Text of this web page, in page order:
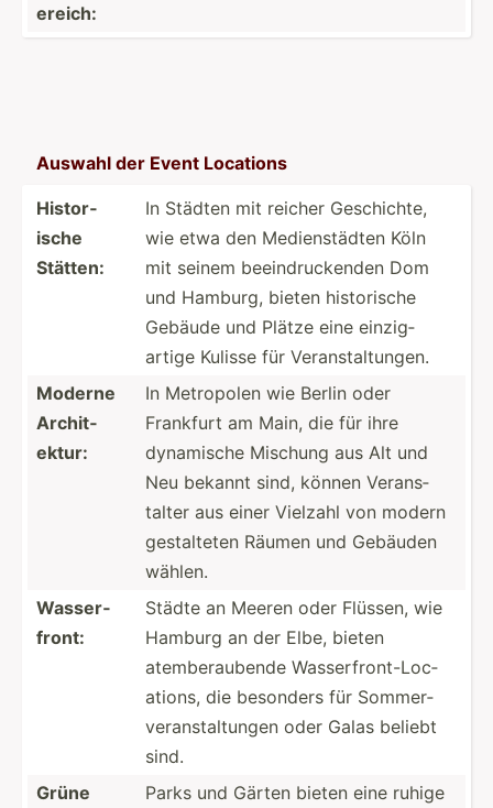
ereich:
Auswahl der Event Locations
Histor­
ische
Stätten:
In Städten mit reicher Geschi­chte,
wie etwa den Medien­städten Köln
mit seinem beeind­ruc­kenden Dom
und Hamburg, bieten histor­ische
Gebäude und Plätze eine einzig­
artige Kulisse für Verans­tal­tungen.
Moderne
Archit­
ektur:
In Metropolen wie Berlin oder
Frankfurt am Main, die für ihre
dynamische Mischung aus Alt und
Neu bekannt sind, können Verans­
talter aus einer Vielzahl von modern
gestal­teten Räumen und Gebäuden
wählen.
Wasser­
front:
Städte an Meeren oder Flüssen, wie
Hamburg an der Elbe, bieten
atembe­rau­bende Wasser­fro­nt-­Loc­
ations, die besonders für Sommer­
ver­ans­tal­tungen oder Galas beliebt
sind.
Grüne
Parks und Gärten bieten eine ruhige